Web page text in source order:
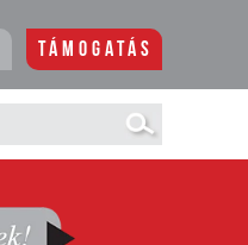
Támogatás